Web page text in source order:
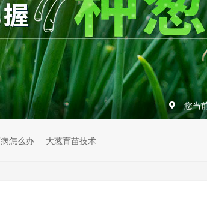
您当
怎么办 大葱育苗技术